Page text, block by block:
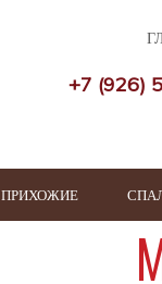
+7 (926)
ПРИХОЖИЕ